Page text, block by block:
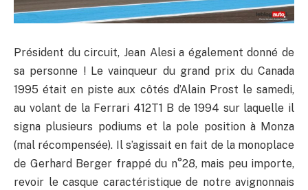
Président du circuit, Jean Alesi a également donné de
sa personne ! Le vainqueur du grand prix du Canada
1995 était en piste aux côtés d’Alain Prost le samedi,
au volant de la Ferrari 412T1 B de 1994 sur laquelle il
signa plusieurs podiums et la pole position à Monza
(mal récompensée). Il s’agissait en fait de la monoplace
de Gerhard Berger frappé du n°28, mais peu importe,
revoir le casque caractéristique de notre avignonnais